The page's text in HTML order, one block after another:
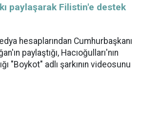
paylaşarak Filistin'e destek
hesaplarından Cumhurbaşkanı
paylaştığı, Hacıoğulları'nın
"Boykot" adlı şarkının videosunu